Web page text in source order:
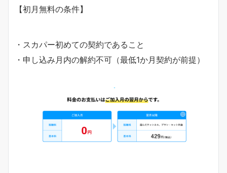
【初月無料の条件】
・スカパー初めての契約であること
・申し込み月内の解約不可（最低1か月契約が前提）